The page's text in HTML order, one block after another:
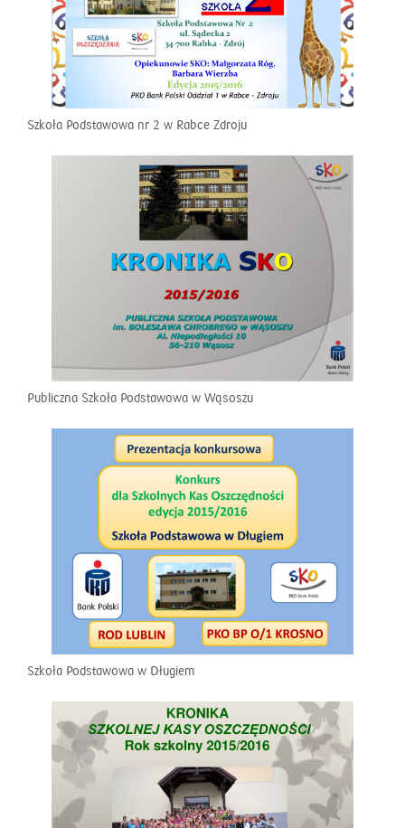
Szkoła Podstawowa nr 2 w Rabce Zdroju
Publiczna Szkoła Podstawowa w Wąsoszu
Szkoła Podstawowa w Długiem